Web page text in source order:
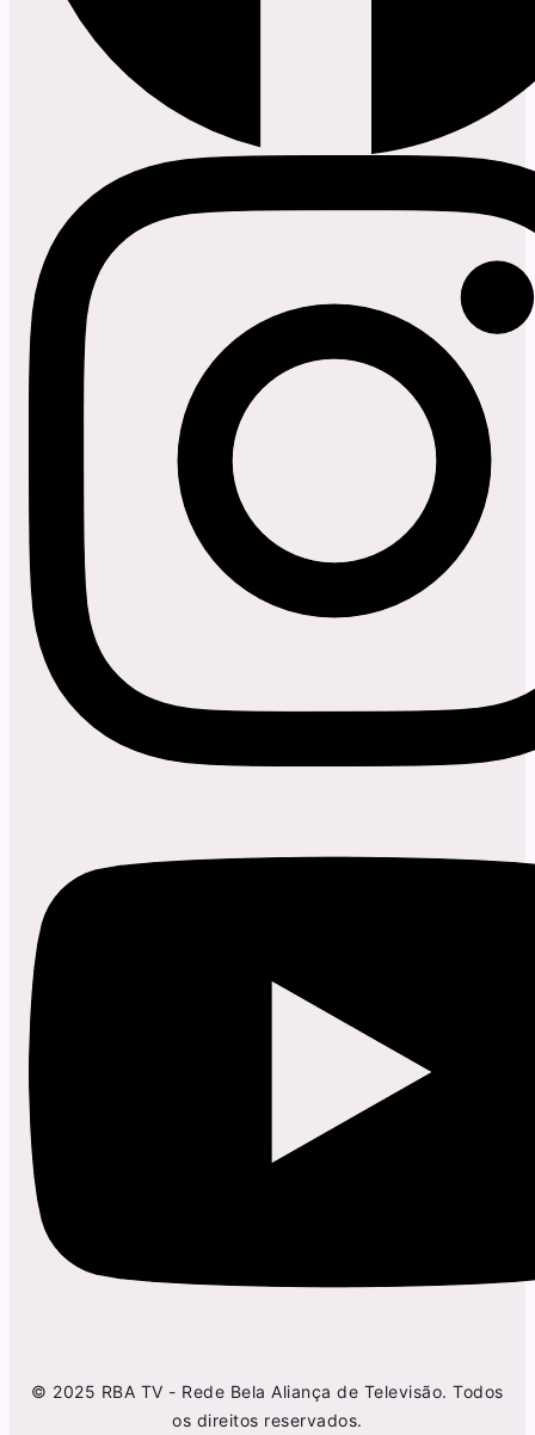
© 2025 RBA TV - Rede Bela Aliança de Televisão. Todos
os direitos reservados.